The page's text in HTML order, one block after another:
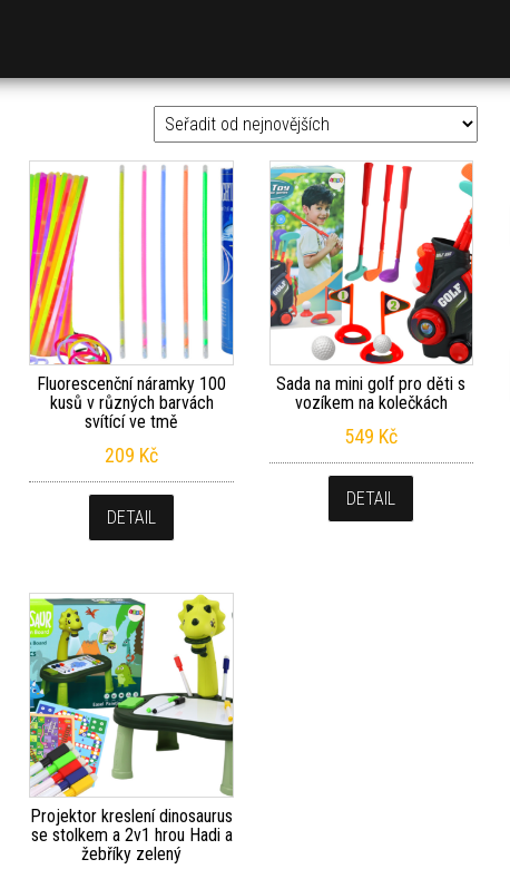
Fluorescenční náramky 100
kusů v různých barvách
svítící ve tmě
209 Kč
DETAIL
Sada na mini golf pro děti s
vozíkem na kolečkách
549 Kč
DETAIL
Projektor kreslení dinosaurus
se stolkem a 2v1 hrou Hadi a
žebříky zelený